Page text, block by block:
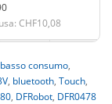
CHF10,08
basso consumo,
, bluetooth, Touch,
, DFRobot, DFR0478